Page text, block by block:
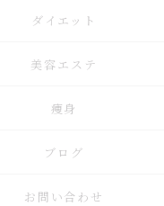
ダイエット
美容エステ
痩身
ブログ
お問い合わせ